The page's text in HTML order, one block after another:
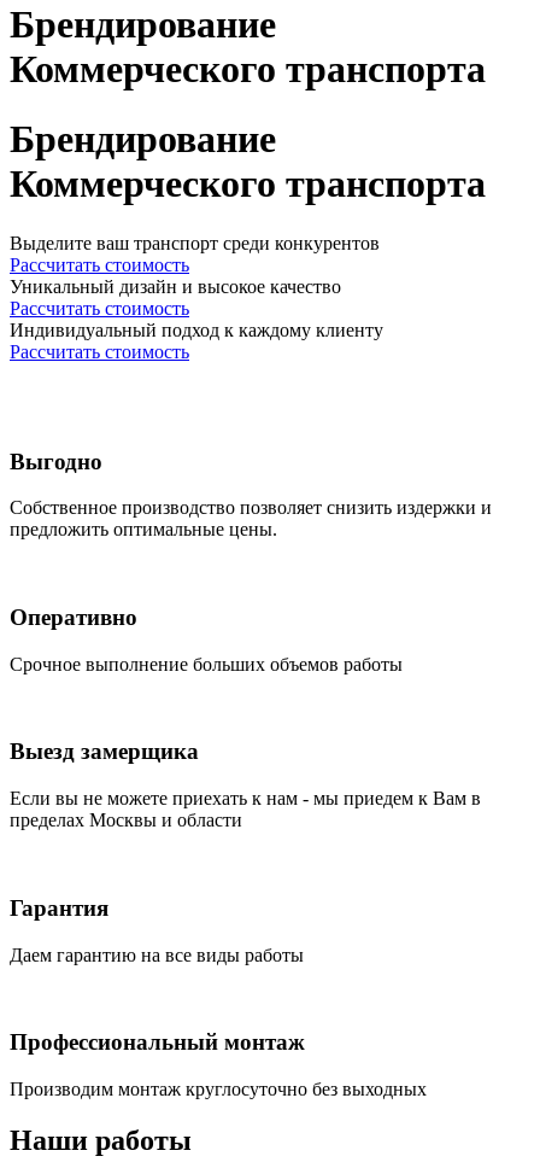
Брендирование
Коммерческого транспорта
Брендирование
Коммерческого транспорта
Выделите ваш транспорт среди конкурентов
Рассчитать стоимость
Уникальный дизайн и высокое качество
Рассчитать стоимость
Индивидуальный подход к каждому клиенту
Рассчитать стоимость
Выгодно
Собственное производство позволяет снизить издержки и
предложить оптимальные цены.
Оперативно
Срочное выполнение больших объемов работы
Выезд замерщика
Если вы не можете приехать к нам - мы приедем к Вам в
пределах Москвы и области
Гарантия
Даем гарантию на все виды работы
Профессиональный монтаж
Производим монтаж круглосуточно без выходных
Наши работы